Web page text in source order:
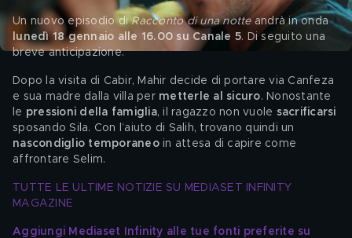
Un nuovo episodio di Racconto di una notte andrà in onda
lunedì 18 gennaio alle 16.00 su Canale 5. Di seguito una
breve anticipazione.
Dopo la visita di Cabir, Mahir decide di portare via Canfeza
e sua madre dalla villa per metterle al sicuro. Nonostante
le pressioni della famiglia, il ragazzo non vuole sacrificarsi
sposando Sila. Con l’aiuto di Salih, trovano quindi un
nascondiglio temporaneo in attesa di capire come
affrontare Selim.
TUTTE LE ULTIME NOTIZIE SU MEDIASET INFINITY
MAGAZINE
Aggiungi Mediaset Infinity alle tue fonti preferite su